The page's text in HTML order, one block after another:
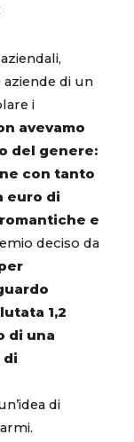
di un
i
avevamo
del genere:
con tanto
euro di
e
deciso da
1,2
di una
di
di